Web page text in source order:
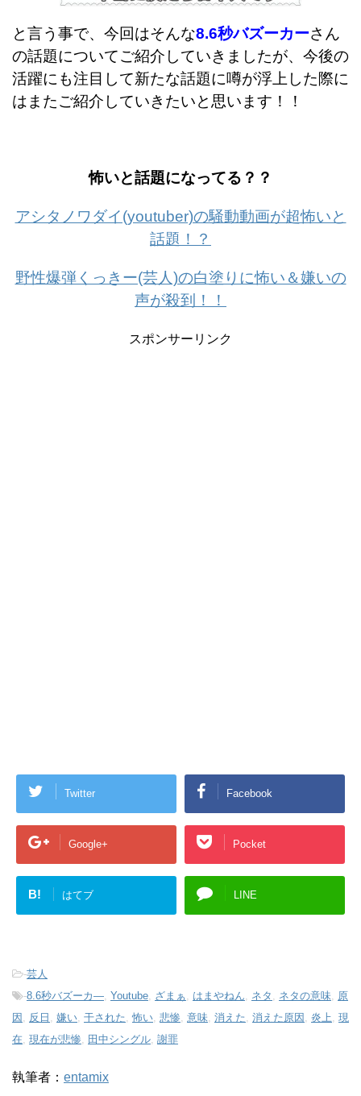
と言う事で、今回はそんな8.6秒バズーカーさん
の話題についてご紹介していきましたが、今後の
活躍にも注目して新たな話題に噂が浮上した際に
はまたご紹介していきたいと思います！！
怖いと話題になってる？？
アシタノワダイ(youtuber)の騒動動画が超怖いと
話題！？
野性爆弾くっきー(芸人)の白塗りに怖い＆嫌いの
声が殺到！！
スポンサーリンク
Twitter Facebook
Google+ Pocket
B! はてブ LINE
-芸人
-8.6秒バズーカ― Youtube ざまぁ はまやねん ネタ ネタの意味
原
因
反日 嫌い 干された ,怖い 悲惨 意味 消えた 消えた原因 炎上 現
在 現在が悲惨 田中シングル 謝罪
執筆者： entamix